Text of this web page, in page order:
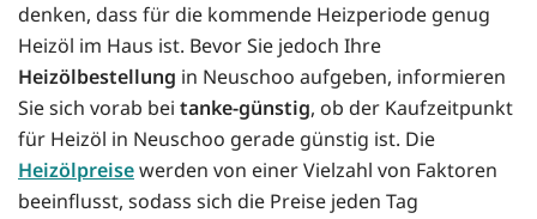
denken, dass für die kommende Heizperiode genug
Heizöl im Haus ist. Bevor Sie jedoch Ihre
Heizölbestellung in Neuschoo aufgeben, informieren
Sie sich vorab bei tanke-günstig, ob der Kaufzeitpunkt
für Heizöl in Neuschoo gerade günstig ist. Die
Heizölpreisewerden von einer Vielzahl von Faktoren
beeinflusst, sodass sich die Preise jeden Tag